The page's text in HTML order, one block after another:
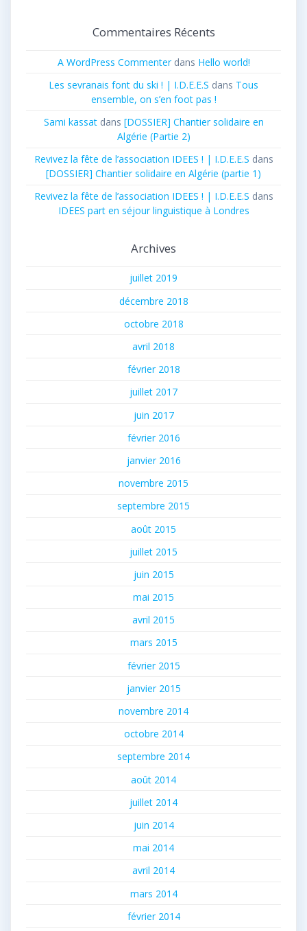
Commentaires Récents
A WordPress Commenterdans Hello world!
Les sevranais font du ski ! | I.D.E.E.S dans Tous
ensemble, on s’en foot pas !
Sami kassatdans [DOSSIER] Chantier solidaire en
Algérie (Partie 2)
Revivez la fête de l’association IDEES ! | I.D.E.E.S dans
[DOSSIER] Chantier solidaire en Algérie (partie 1)
Revivez la fête de l’association IDEES ! | I.D.E.E.S dans
IDEES part en séjour linguistique à Londres
Archives
juillet 2019
décembre 2018
octobre 2018
avril 2018
février 2018
juillet 2017
juin 2017
février 2016
janvier 2016
novembre 2015
septembre 2015
août 2015
juillet 2015
juin 2015
mai 2015
avril 2015
mars 2015
février 2015
janvier 2015
novembre 2014
octobre 2014
septembre 2014
août 2014
juillet 2014
juin 2014
mai 2014
avril 2014
mars 2014
février 2014